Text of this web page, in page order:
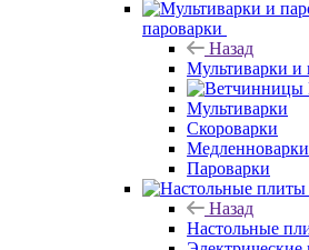
пароварки
Назад
Мультиварки и
Мультиварки
Скороварки
Медленноварки
Пароварки
Назад
Настольные